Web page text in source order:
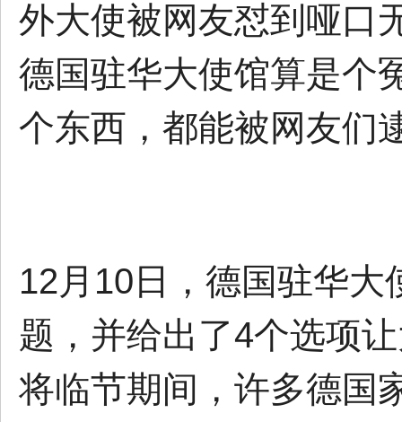
外大使被网友怼到哑口
德国驻华大使馆算是个
个东西，都能被网友们
12月10日，德国驻华大
题，并给出了4个选项
将临节期间，许多德国